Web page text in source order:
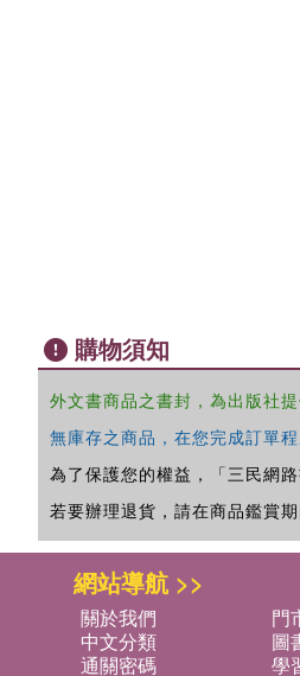
購物須知
外文書商品之書封，為出版社
無庫存之商品，在您完成訂單
為了保護您的權益，「三民網路
若要辦理退貨，請在商品鑑賞
網站導航 >>
關於我們 門
中文分類
圖
通關密碼
學